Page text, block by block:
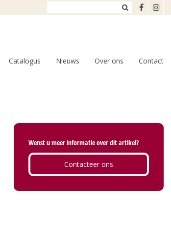
Catalogus Nieuws Over ons Contact
Wenst u meer informatie over dit artikel?
Contacteer ons